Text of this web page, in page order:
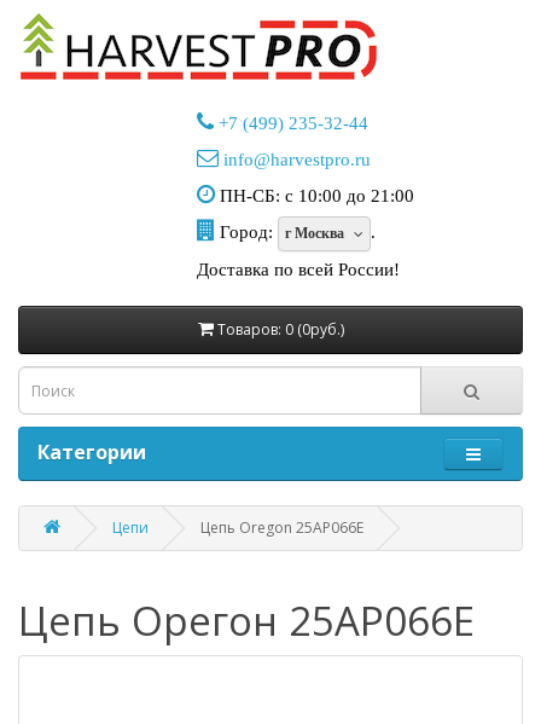
+7 (499) 235-32-44
info@harvestpro.ru
ПН-СБ: с 10:00 до 21:00
Город:
г Москва
.
Доставка по всей России!
Товаров: 0 (0руб.)
Категории
Цепи Цепь Oregon 25AP066E
Цепь Орегон 25AP066E